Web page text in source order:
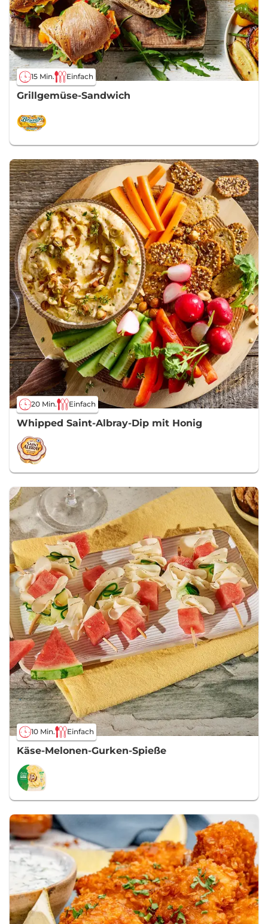
15 Min. Einfach
Grillgemüse-Sandwich
20 Min. Einfach
Whipped Saint-Albray-Dip mit Honig
10 Min. Einfach
Käse-Melonen-Gurken-Spieße